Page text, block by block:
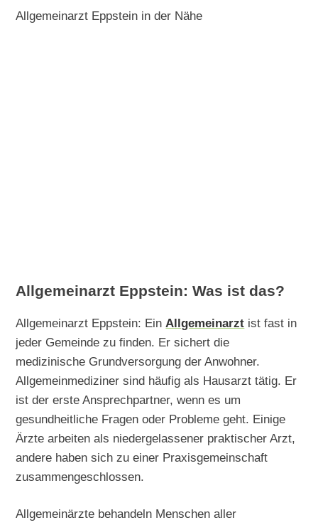
Allgemeinarzt Eppstein in der Nähe
Allgemeinarzt Eppstein: Was ist das?
Allgemeinarzt Eppstein: Ein Allgemeinarzt ist fast in
jeder Gemeinde zu finden. Er sichert die
medizinische Grundversorgung der Anwohner.
Allgemeinmediziner sind häufig als Hausarzt tätig. Er
ist der erste Ansprechpartner, wenn es um
gesundheitliche Fragen oder Probleme geht. Einige
Ärzte arbeiten als niedergelassener praktischer Arzt,
andere haben sich zu einer Praxisgemeinschaft
zusammengeschlossen.
Allgemeinärzte behandeln Menschen aller